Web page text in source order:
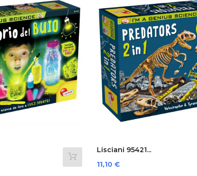
Lisciani 95421...
Preis
11,10 €